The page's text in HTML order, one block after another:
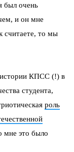
был очень
и он мне
считаете, то мы
КПСС (!) в
студента,
роль
мне это было